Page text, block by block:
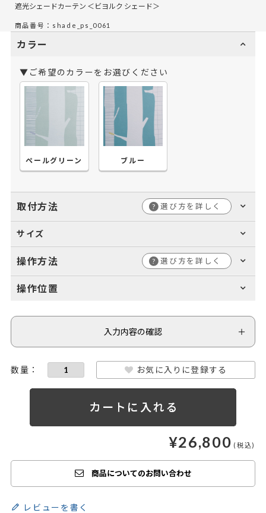
遮光シェードカーテン ＜ビヨルク シェード＞
商品番号：shade_ps_0061
カラー
▼ご希望のカラーをお選びください
ペールグリーン ブルー
取付方法 ? 選び方を詳しく
サイズ
操作方法 ? 選び方を詳しく
操作位置
入力内容の確認
お気に入りに登録する
¥26,800
商品についてのお問い合わせ
レビューを書く